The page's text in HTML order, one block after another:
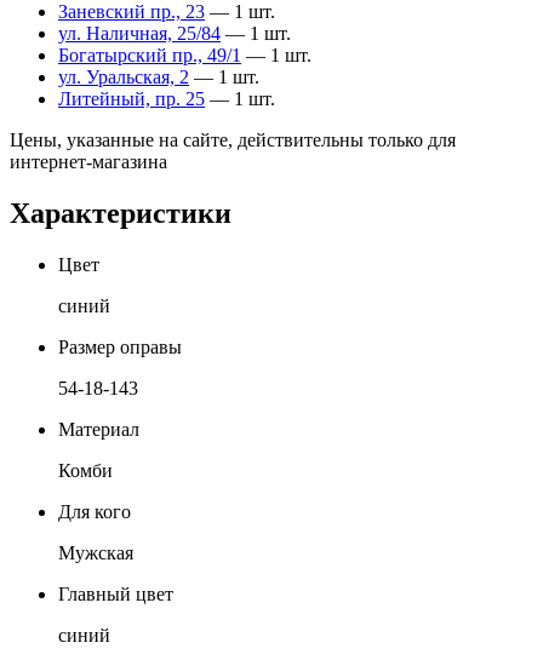
Заневский пр., 23 — 1 шт.
ул. Наличная, 25/84 — 1 шт.
Богатырский пр., 49/1 — 1 шт.
ул. Уральская, 2 — 1 шт.
Литейный, пр. 25 — 1 шт.
Цены, указанные на сайте, действительны только для
интернет-магазина
Характеристики
Цвет
синий
Размер оправы
54-18-143
Материал
Комби
Для кого
Мужская
Главный цвет
синий